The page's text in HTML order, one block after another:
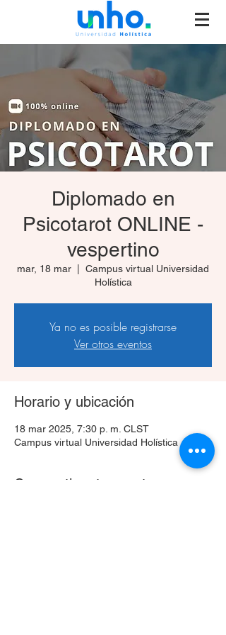
Diplomado en
Psicotarot ONLINE -
vespertino
mar, 18 mar
Campus virtual Universidad
Holística
Ya no es posible registrarse
Ver otros eventos
Horario y ubicación
18 mar 2025, 7:30 p. m. CLST
Campus virtual Universidad Holística
Compartir este evento